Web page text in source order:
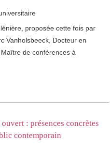
proposée cette fois par
Vanholsbeeck, Docteur en
de conférences à
: présences concrètes
contemporain